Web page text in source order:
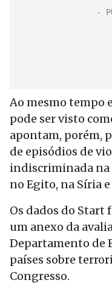
Ao mesmo tempo
pode ser visto
apontam, porém,
de episódios de
indiscriminada na
no Egito, na Síria
Os dados do Start
um anexo da
Departamento de
países sobre
Congresso.